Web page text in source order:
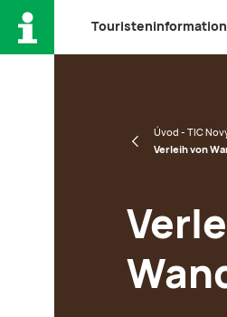
T
Úvod - TIC
Verleih von